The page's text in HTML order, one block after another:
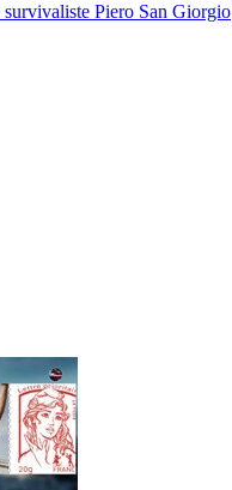
Piero San Giorgio